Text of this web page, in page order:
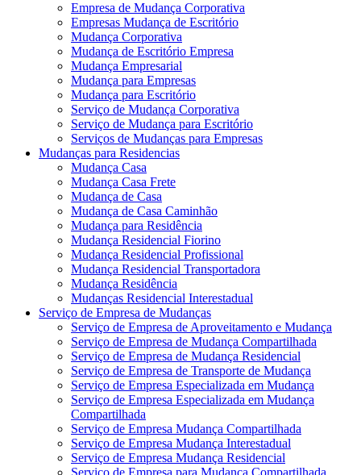
Empresa de Mudança Corporativa
Empresas Mudança de Escritório
Mudança Corporativa
Mudança de Escritório Empresa
Mudança Empresarial
Mudança para Empresas
Mudança para Escritório
Serviço de Mudança Corporativa
Serviço de Mudança para Escritório
Serviços de Mudanças para Empresas
Mudanças para Residencias
Mudança Casa
Mudança Casa Frete
Mudança de Casa
Mudança de Casa Caminhão
Mudança para Residência
Mudança Residencial Fiorino
Mudança Residencial Profissional
Mudança Residencial Transportadora
Mudança Residência
Mudanças Residencial Interestadual
Serviço de Empresa de Mudanças
Serviço de Empresa de Aproveitamento e Mudança
Serviço de Empresa de Mudança Compartilhada
Serviço de Empresa de Mudança Residencial
Serviço de Empresa de Transporte de Mudança
Serviço de Empresa Especializada em Mudança
Serviço de Empresa Especializada em Mudança
Compartilhada
Serviço de Empresa Mudança Compartilhada
Serviço de Empresa Mudança Interestadual
Serviço de Empresa Mudança Residencial
Serviço de Empresa para Mudança Compartilhada